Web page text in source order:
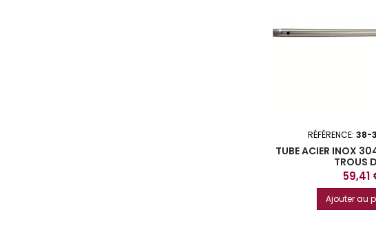
RÉFÉRENCE: 38-
TUBE ACIER INOX
TROUS
Prix
59,41
Ajouter au